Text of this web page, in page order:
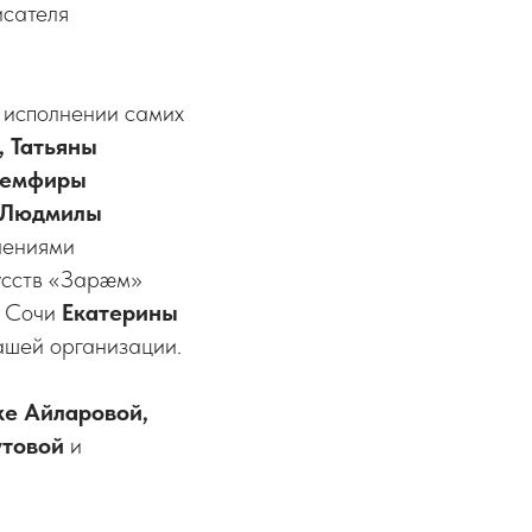
самих
«Зарæм»
Сочи Екатерины
организации.
Айларовой,
и